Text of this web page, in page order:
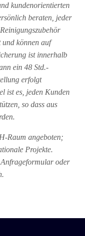
kundenorientierten
beraten, jeder
können auf
ist innerhalb
ein 48 Std.-
erfolgt
ist es, jeden Kunden
so dass aus
Raum angeboten;
Projekte.
oder